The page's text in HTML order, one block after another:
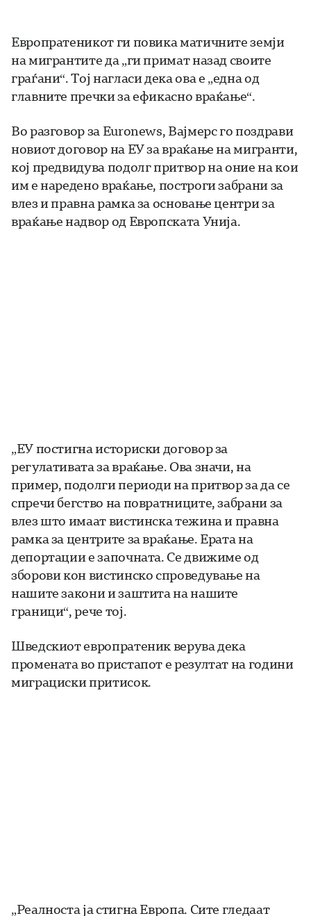
Европратеникот ги повика матичните земји
на мигрантите да „ги примат назад своите
граѓани“. Тој нагласи дека ова е „една од
главните пречки за ефикасно враќање“.
Во разговор за Euronews, Вајмерс го поздрави
новиот договор на ЕУ за враќање на мигранти,
кој предвидува подолг притвор на оние на кои
им е наредено враќање, построги забрани за
влез и правна рамка за основање центри за
враќање надвор од Европската Унија.
„ЕУ постигна историски договор за
регулативата за враќање. Ова значи, на
пример, подолги периоди на притвор за да се
спречи бегство на повратниците, забрани за
влез што имаат вистинска тежина и правна
рамка за центрите за враќање. Ерата на
депортации е започната. Се движиме од
зборови кон вистинско спроведување на
нашите закони и заштита на нашите
граници“, рече тој.
Шведскиот европратеник верува дека
промената во пристапот е резултат на години
миграциски притисок.
„Реалноста ја стигна Европа. Сите гледаат